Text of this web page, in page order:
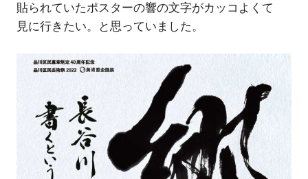
貼られていたポスターの響の文字がカッコよくて
見に行きたい。と思っていました。